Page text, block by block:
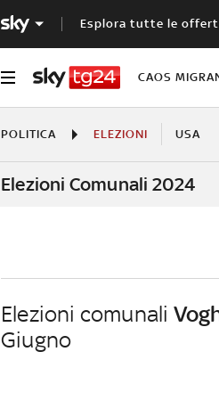
Esplora tutte le
CAOS
POLITICA ELEZIONI USA
Elezioni Comunali 2024
Elezioni comunali
Giugno